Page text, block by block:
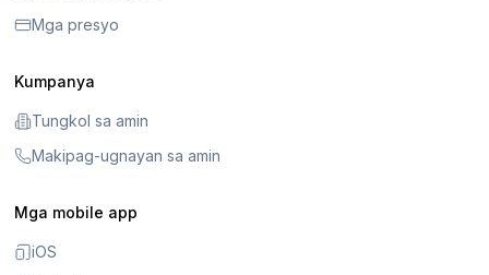
Mga presyo
Kumpanya
Tungkol sa amin
Makipag-ugnayan sa amin
Mga mobile app
iOS